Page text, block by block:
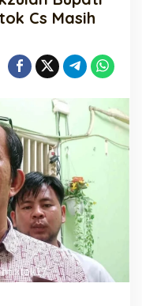
Cs Masih